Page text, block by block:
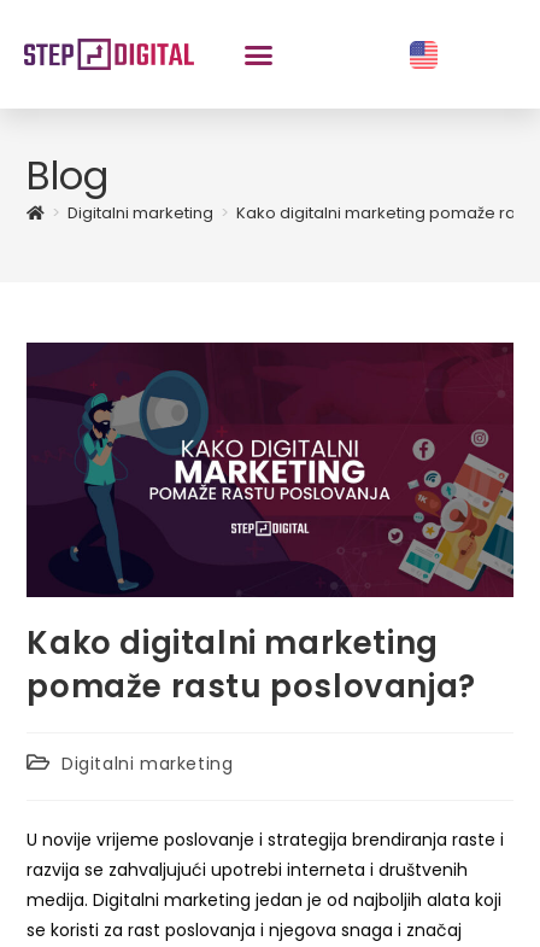
Blog
> Digitalni marketing > Kako digitalni marketing pomaže
Kako digitalni marketing
pomaže rastu poslovanja?
Digitalni marketing
U novije vrijeme poslovanje i strategija brendiranja raste i
razvija se zahvaljujući upotrebi interneta i društvenih
medija. Digitalni marketing jedan je od najboljih alata koji
se koristi za rast poslovanja i njegova snaga i značaj